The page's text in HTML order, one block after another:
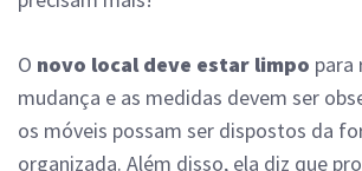
O novo local deve estar limpo para
mudança e as medidas devem ser
os móveis possam ser dispostos da
organizada. Além disso, ela diz que